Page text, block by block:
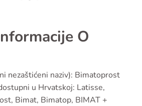
O
nezaštićeni naziv): Bimatoprost
u Hrvatskoj: Latisse,
Bimat, Bimatop, BIMAT +